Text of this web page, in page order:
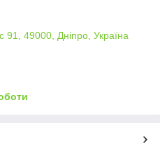
91, 49000, Дніпро, Україна